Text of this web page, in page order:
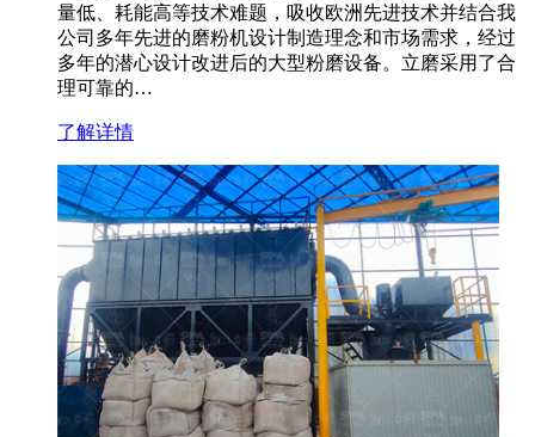
量低、耗能高等技术难题，吸收欧洲先进技术并结合我
公司多年先进的磨粉机设计制造理念和市场需求，经过
多年的潜心设计改进后的大型粉磨设备。立磨采用了合
理可靠的…
了解详情